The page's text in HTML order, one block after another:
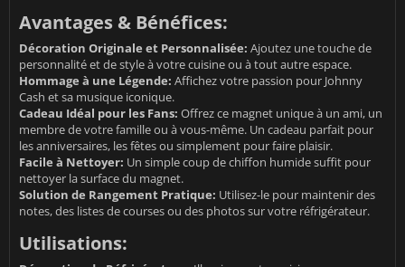
Avantages & Bénéfices:
Décoration Originale et Personnalisée: Ajoutez une touche de
personnalité et de style à votre cuisine ou à tout autre espace.
Hommage à une Légende: Affichez votre passion pour Johnny
Cash et sa musique iconique.
Cadeau Idéal pour les Fans: Offrez ce magnet unique à un ami, un
membre de votre famille ou à vous-même. Un cadeau parfait pour
les anniversaires, les fêtes ou simplement pour faire plaisir.
Facile à Nettoyer: Un simple coup de chiffon humide suffit pour
nettoyer la surface du magnet.
Solution de Rangement Pratique: Utilisez-le pour maintenir des
notes, des listes de courses ou des photos sur votre réfrigérateur.
Utilisations: